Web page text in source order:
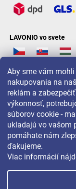
Aby sme vám
nakupovania na
reklám a
výkonnosť,
súborov cookie -
ukladajú vo vašom
pomáhate nám
ďakujeme.
Viac informácií
LAVONIO vo svete
Pre akcie, súťaže a